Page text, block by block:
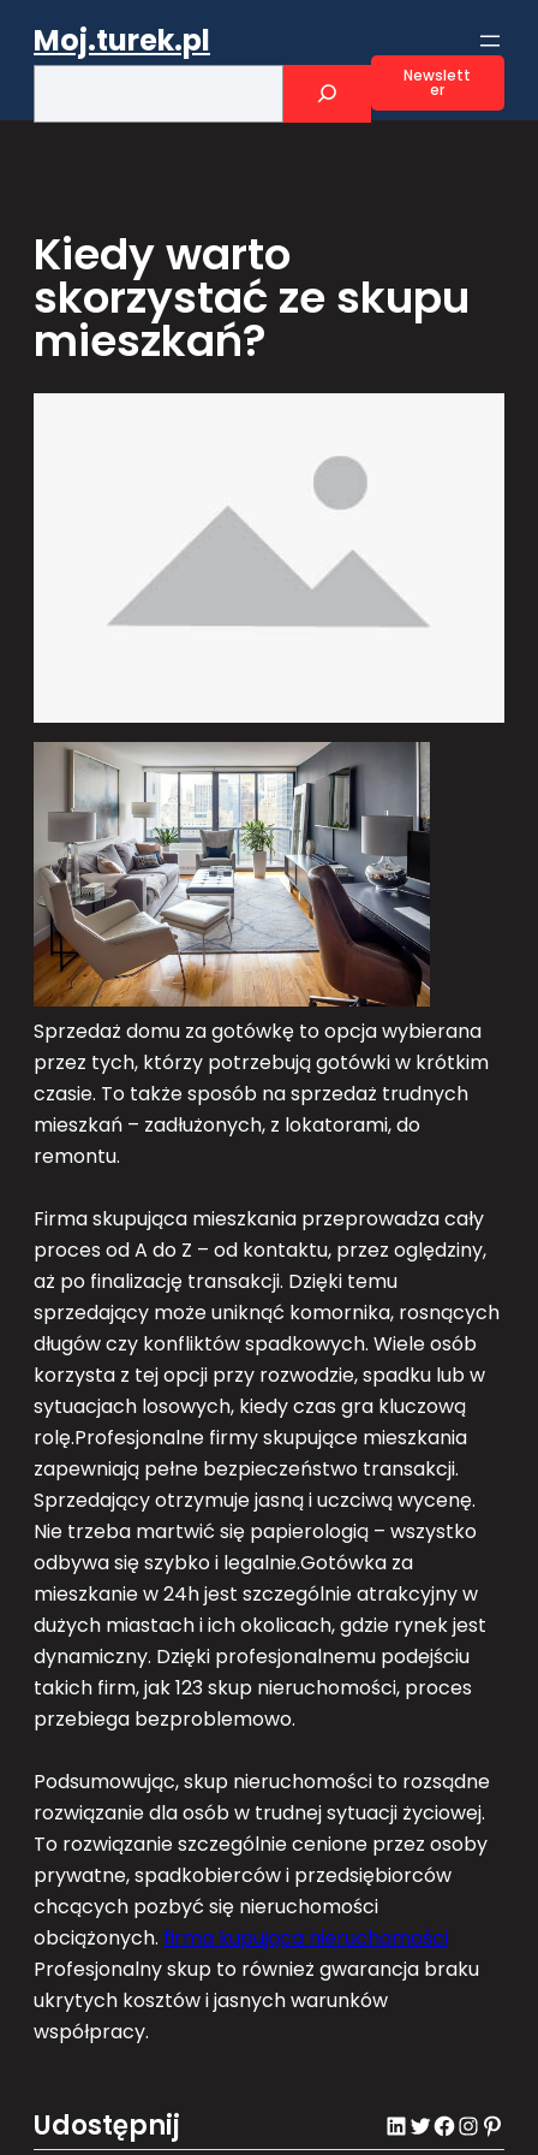
Moj.turek.pl
h
Newslett
er
Kiedy warto
skorzystać ze skupu
mieszkań?
Sprzedaż domu za gotówkę to opcja wybierana
przez tych, którzy potrzebują gotówki w krótkim
czasie. To także sposób na sprzedaż trudnych
mieszkań – zadłużonych, z lokatorami, do
remontu.
Firma skupująca mieszkania przeprowadza cały
proces od A do Z – od kontaktu, przez oględziny,
aż po finalizację transakcji. Dzięki temu
sprzedający może uniknąć komornika, rosnących
długów czy konfliktów spadkowych. Wiele osób
korzysta z tej opcji przy rozwodzie, spadku lub w
sytuacjach losowych, kiedy czas gra kluczową
rolę.Profesjonalne firmy skupujące mieszkania
zapewniają pełne bezpieczeństwo transakcji.
Sprzedający otrzymuje jasną i uczciwą wycenę.
Nie trzeba martwić się papierologią – wszystko
odbywa się szybko i legalnie.Gotówka za
mieszkanie w 24h jest szczególnie atrakcyjny w
dużych miastach i ich okolicach, gdzie rynek jest
dynamiczny. Dzięki profesjonalnemu podejściu
takich firm, jak 123 skup nieruchomości, proces
przebiega bezproblemowo.
Podsumowując, skup nieruchomości to rozsądne
rozwiązanie dla osób w trudnej sytuacji życiowej.
To rozwiązanie szczególnie cenione przez osoby
prywatne, spadkobierców i przedsiębiorców
chcących pozbyć się nieruchomości
obciążonych. firma kupująca nieruchomości
Profesjonalny skup to również gwarancja braku
ukrytych kosztów i jasnych warunków
współpracy.
Udostępnij LinkedIn Twitter Facebook Instagram Pinterest